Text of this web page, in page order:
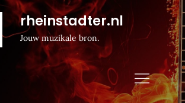
rheinstadter.nl
Jouw muzikale bron.